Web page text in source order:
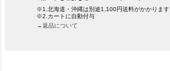
※1.北海道・沖縄は別途1,100円送料がかかります
※2.カートに自動付与
→返品について